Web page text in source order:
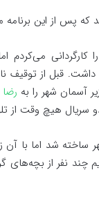
که پس از این
می‌کردم
مقبول‌تری داشت. قبل
آسمان شهر را به
دو سریال هیچ وقت
ساخته شد اما با
چند نفر از